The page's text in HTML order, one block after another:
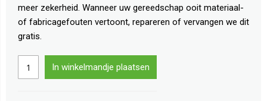
meer zekerheid. Wanneer uw gereedschap ooit materiaal-
of fabricagefouten vertoont, repareren of vervangen we dit
gratis.
In winkelmandje plaatsen